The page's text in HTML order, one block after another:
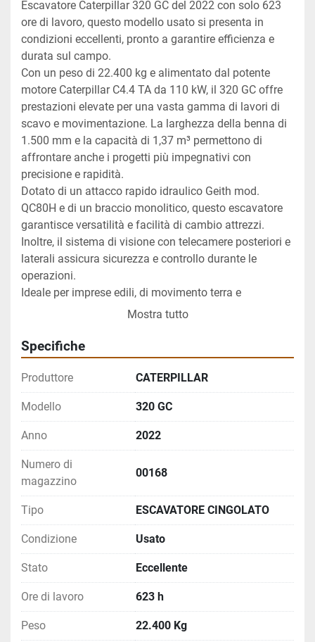
Escavatore Caterpillar 320 GC del 2022 con solo 623
ore di lavoro, questo modello usato si presenta in
condizioni eccellenti, pronto a garantire efficienza e
durata sul campo.
Con un peso di 22.400 kg e alimentato dal potente
motore Caterpillar C4.4 TA da 110 kW, il 320 GC offre
prestazioni elevate per una vasta gamma di lavori di
scavo e movimentazione. La larghezza della benna di
1.500 mm e la capacità di 1,37 m³ permettono di
affrontare anche i progetti più impegnativi con
precisione e rapidità.
Dotato di un attacco rapido idraulico Geith mod.
QC80H e di un braccio monolitico, questo escavatore
garantisce versatilità e facilità di cambio attrezzi.
Inoltre, il sistema di visione con telecamere posteriori e
laterali assicura sicurezza e controllo durante le
operazioni.
Ideale per imprese edili, di movimento terra e
infrastrutture, il Caterpillar 320 GC rappresenta un
Mostra tutto
Specifiche
Produttore CATERPILLAR
Modello 320 GC
Anno 2022
Numero di
magazzino
00168
Tipo ESCAVATORE CINGOLATO
Condizione Usato
Stato Eccellente
Ore di lavoro 623 h
Peso 22.400 Kg